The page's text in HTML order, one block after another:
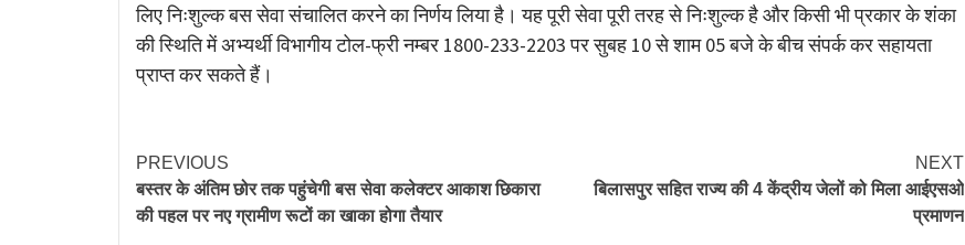
लिए निःशुल्क बस सेवा संचालित करने का निर्णय लिया है। यह पूरी सेवा पूरी तरह से निःशुल्क है और किसी भी प्रकार के शंका
की स्थिति में अभ्यर्थी विभागीय टोल-फ्री नम्बर 1800-233-2203 पर सुबह 10 से शाम 05 बजे के बीच संपर्क कर सहायता
प्राप्त कर सकते हैं।
PREVIOUS
बस्तर के अंतिम छोर तक पहुंचेगी बस सेवा कलेक्टर आकाश छिकारा
की पहल पर नए ग्रामीण रूटों का खाका होगा तैयार
NEXT
बिलासपुर सहित राज्य की 4 केंद्रीय जेलों को मिला आईएसओ
प्रमाणन